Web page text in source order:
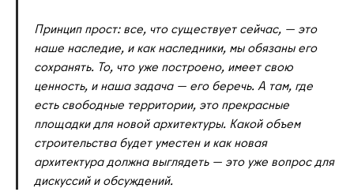
Принцип прост: все, что существует сейчас, — это
наше наследие, и как наследники, мы обязаны его
сохранять. То, что уже построено, имеет свою
ценность, и наша задача — его беречь. А там, где
есть свободные территории, это прекрасные
площадки для новой архитектуры. Какой объем
строительства будет уместен и как новая
архитектура должна выглядеть — это уже вопрос для
дискуссий и обсуждений.